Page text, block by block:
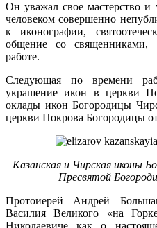
Он уважал свое мастерство и
человеком совершенно
к иконографии,
общение со священниками,
работе.
Следующая по времени
украшение икон в церкви
оклады икон Богородицы
церкви Покрова Богородицы
Казанская и Чирская иконы
Пресвятой
Протоиерей Андрей
Василия Великого «на